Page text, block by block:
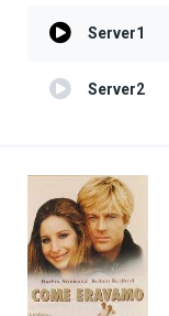
Server1
Server2